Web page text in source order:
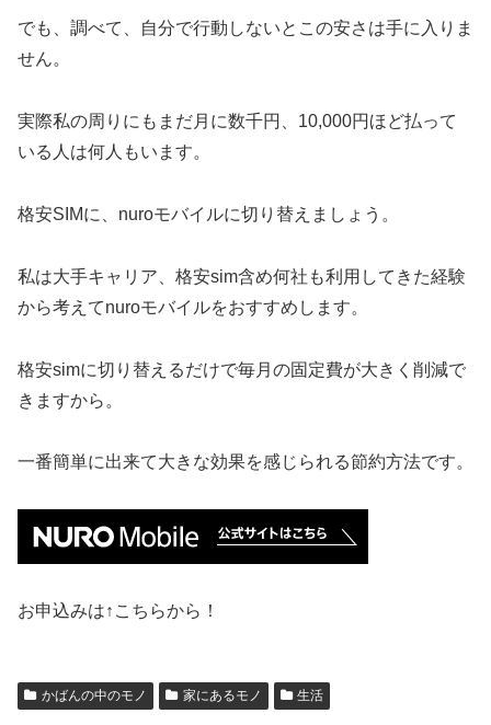
でも、調べて、自分で行動しないとこの安さは手に入りま
せん。
実際私の周りにもまだ月に数千円、10,000円ほど払って
いる人は何人もいます。
格安SIMに、nuroモバイルに切り替えましょう。
私は大手キャリア、格安sim含め何社も利用してきた経験
から考えてnuroモバイルをおすすめします。
格安simに切り替えるだけで毎月の固定費が大きく削減で
きますから。
一番簡単に出来て大きな効果を感じられる節約方法です。
お申込みは↑こちらから！
かばんの中のモノ 家にあるモノ 生活